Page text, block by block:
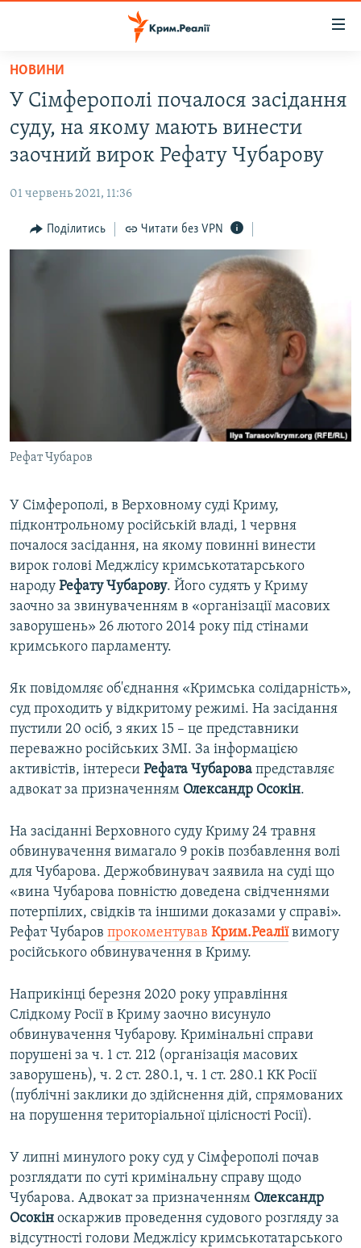
Перейти
основного
матеріалу
Перейти
до
основної
навігації
Перейти
до
пошуку
НОВИНИ
ВОДА.КРИМ
ВІДЕО ТА ФОТО
БЛОГИ
ПОГЛЯД
ІНТЕРВ'Ю
УКРАЇНСЬКА ПРОБЛЕМА КРИМУ
ІНФОГРАФІКА
ДОЛУЧАЙСЯ!
Усі сайти RFE/RL
НОВИНИ
У Сімферополі почалося засідання
суду, на якому мають винести
заочний вирок Рефату Чубарову
01 червень 2021, 11:36
Поділитись Читати без VPN
Рефат Чубаров
У Сімферополі, в Верховному суді Криму,
підконтрольному російській владі, 1 червня
почалося засідання, на якому повинні винести
вирок голові Меджлісу кримськотатарського
народу Рефату Чубарову. Його судять у Криму
заочно за звинуваченням в «організації масових
заворушень» 26 лютого 2014 року під стінами
кримського парламенту.
Як повідомляє об'єднання «Кримська солідарність»,
суд проходить у відкритому режимі. На засідання
пустили 20 осіб, з яких 15 – це представники
переважно російських ЗМІ. За інформацією
активістів, інтереси Рефата Чубарова представляє
адвокат за призначенням Олександр Осокін.
На засіданні Верховного суду Криму 24 травня
обвинувачення вимагало 9 років позбавлення волі
для Чубарова. Держобвинувач заявила на суді що
«вина Чубарова повністю доведена свідченнями
потерпілих, свідків та іншими доказами у справі».
Рефат Чубаров прокоментував Крим.Реаліївимогу
російського обвинувачення в Криму.
Наприкінці березня 2020 року управління
Слідкому Росії в Криму заочно висунуло
обвинувачення Чубарову. Кримінальні справи
порушені за ч. 1 ст. 212 (організація масових
заворушень), ч. 2 ст. 280.1, ч. 1 ст. 280.1 КК Росії
(публічні заклики до здійснення дій, спрямованих
на порушення територіальної цілісності Росії).
У липні минулого року суд у Сімферополі почав
розглядати по суті кримінальну справу щодо
Чубарова. Адвокат за призначенням Олександр
Осокін оскаржив проведення судового розгляду за
відсутності голови Меджлісу кримськотатарського